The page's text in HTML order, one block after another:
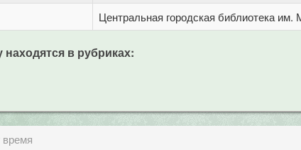
Центральная городская библиотека им.
находятся в рубриках:
время